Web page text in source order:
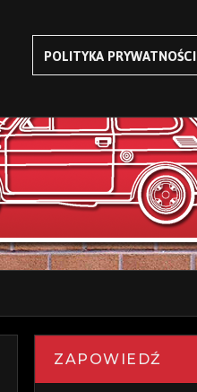
ZAPOWIEDŹ
POLITYKA PRYWATNOŚCI